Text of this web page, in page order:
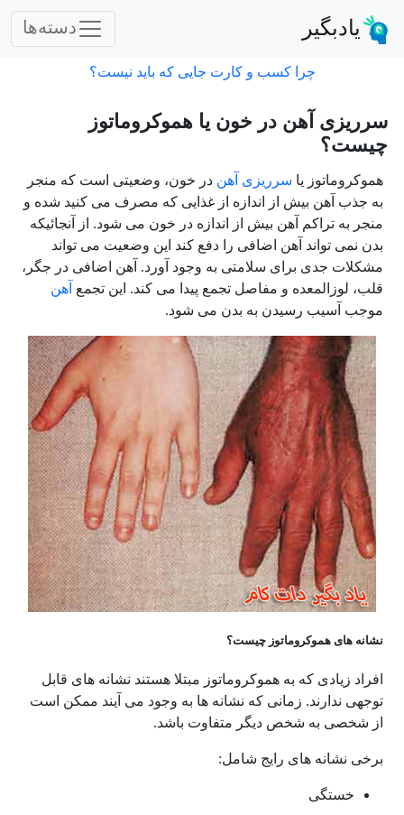
یادبگیر دسته‌ها
چرا کسب و کارت جایی که باید نیست؟
سرریزی آهن در خون یا هموکروماتوز
چیست؟
هموکروماتوز یا سرریزی آهن در خون، وضعیتی است که منجر
به جذب آهن بیش از اندازه از غذایی که مصرف می کنید شده و
منجر به تراکم آهن بیش از اندازه در خون می شود. از آنجائیکه
بدن نمی تواند آهن اضافی را دفع کند این وضعیت می تواند
مشکلات جدی برای سلامتی به وجود آورد. آهن اضافی در جگر،
قلب، لوزالمعده و مفاصل تجمع پیدا می کند. این تجمع آهن
موجب آسیب رسیدن به بدن می شود.
نشانه های هموکروماتوز چیست؟
افراد زیادی که به هموکروماتوز مبتلا هستند نشانه های قابل
توجهی ندارند. زمانی که نشانه ها به وجود می آیند ممکن است
از شخصی به شخص دیگر متفاوت باشد.
برخی نشانه های رایج شامل:
خستگی